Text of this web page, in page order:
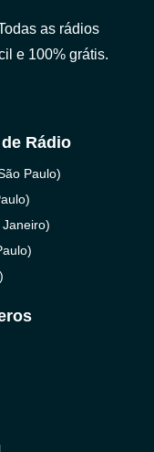
as rádios
e 100% grátis.
Rádio
Paulo)